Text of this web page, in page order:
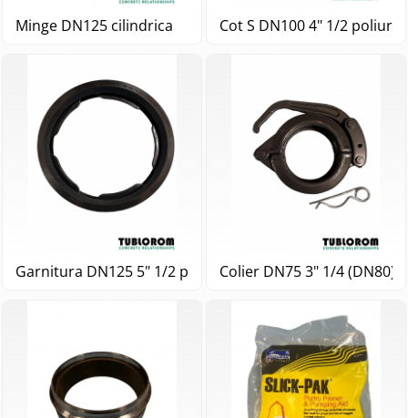
Minge DN125 cilindrica Cot S DN100 4" 1/2
Garnitura DN125 5" 1/2 pentru cot (mobila) cu inima -
Colier DN75 3" 1/4 (DN80)